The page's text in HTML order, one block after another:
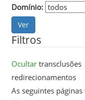
Domínio:
Filtros
Ocultartransclusões
redirecionamentos
As seguintes